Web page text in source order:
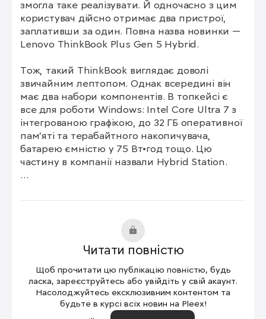
змогла таке реалізувати. Й одночасно з цим
користувач дійсно отримає два пристрої,
заплативши за один. Повна назва новинки —
Lenovo ThinkBook Plus Gen 5 Hybrid.
Тож, такий ThinkBook виглядає доволі
звичайним лептопом. Однак всередині він
має два набори компонентів. В топкейсі є
все для роботи Windows: Intel Core Ultra 7 з
інтегрованою графікою, до 32 ГБ оперативної
пам’яті та терабайтного накопичувача,
батарею ємністю у 75 Вт•год тощо. Цю
частину в компанії назвали Hybrid Station.
акумулятор з 38 Вт•год. Окремо цей модуль
Таким чином, знявши дисплей, користувач
має планшет з Android, а під’єднавши до
топкейса монітор, можна одночасно
користуватися й комп’ютером з Windows.
Читати повністю
Щоб прочитати цю публікацію повністю, будь
ласка, зареєструйтесь або увійдіть у свій акаунт.
Насолоджуйтесь ексклюзивним контентом та
будьте в курсі всіх новин на Pleex!